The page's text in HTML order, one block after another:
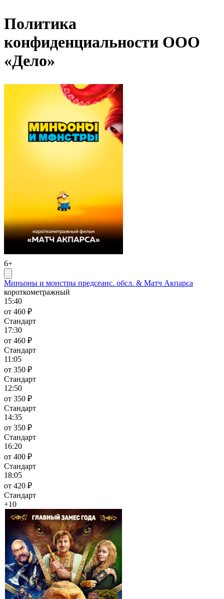
Политика
конфиденциальности ООО
«Дело»
6+
Миньоны и монстры предсеанс. обсл. & Матч Акпарса
короткометражный
15:40
от 460 ₽
Стандарт
17:30
от 460 ₽
Стандарт
11:05
от 350 ₽
Стандарт
12:50
от 350 ₽
Стандарт
14:35
от 350 ₽
Стандарт
16:20
от 400 ₽
Стандарт
18:05
от 420 ₽
Стандарт
+10